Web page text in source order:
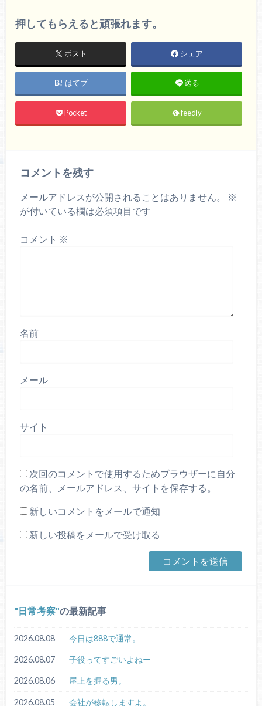
押してもらえると頑張れます。
ポスト シェア
はてブ 送る
Pocket feedly
コメントを残す
メールアドレスが公開されることはありません。
※
が付いている欄は必須項目です
コメント ※
名前
メール
サイト
次回のコメントで使用するためブラウザーに自分
の名前、メールアドレス、サイトを保存する。
新しいコメントをメールで通知
新しい投稿をメールで受け取る
日常考察 の最新記事
2026.08.08 今日は888で通常。
2026.08.07 子役ってすごいよねー
2026.08.06 屋上を掘る男。
2026.08.05 会社が移転しますよ。